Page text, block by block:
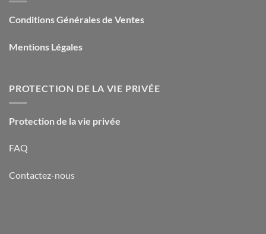
Conditions Générales de Ventes
Mentions Légales
PROTECTION DE LA VIE PRIVÉE
Protection de la vie privée
FAQ
Contactez-nous